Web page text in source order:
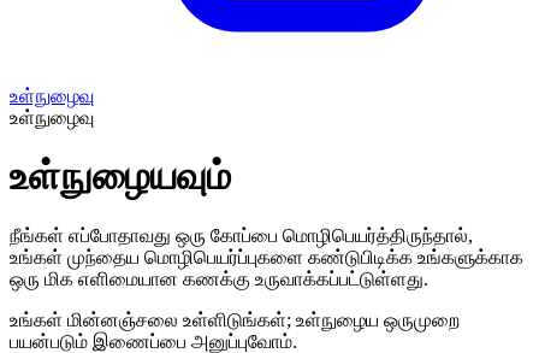
உள்நுழைவு
உள்நுழைவு
உள்நுழையவும்
நீங்கள் எப்போதாவது ஒரு கோப்பை மொழிபெயர்த்திருந்தால்,
உங்கள் முந்தைய மொழிபெயர்ப்புகளை கண்டுபிடிக்க உங்களுக்காக
ஒரு மிக எளிமையான கணக்கு உருவாக்கப்பட்டுள்ளது.
உங்கள் மின்னஞ்சலை உள்ளிடுங்கள்; உள்நுழைய ஒருமுறை
பயன்படும் இணைப்பை அனுப்புவோம்.